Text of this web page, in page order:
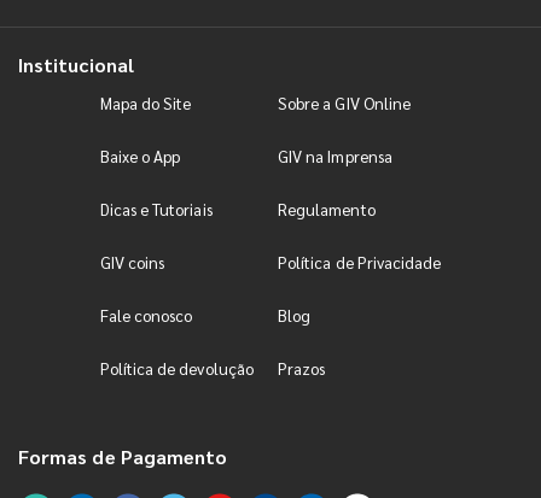
Institucional
Mapa do Site Sobre a GIV Online
Baixe o App GIV na Imprensa
Dicas e Tutoriais Regulamento
GIV coins Política de Privacidade
Fale conosco Blog
Política de devolução Prazos
Formas de Pagamento